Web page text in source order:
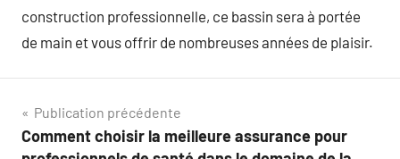
construction professionnelle, ce bassin sera à portée
de main et vous offrir de nombreuses années de plaisir.
Navigation
de
Publication précédente
Comment choisir la meilleure assurance pour